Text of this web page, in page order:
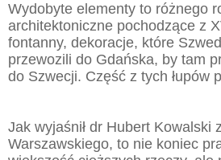
Wydobyte elementy to różnego
architektoniczne pochodzące z
fontanny, dekoracje, które
przewozili do Gdańska, by tam
do Szwecji. Część z tych łupów
Jak wyjaśnił dr Hubert
Warszawskiego, to nie koniec